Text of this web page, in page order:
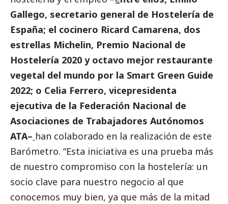
Gallego, secretario general de Hostelería de
España; el cocinero Ricard Camarena, dos
estrellas Michelin, Premio Nacional de
Hostelería 2020 y octavo mejor restaurante
vegetal del mundo por la Smart Green Guide
2022; o Celia Ferrero, vicepresidenta
ejecutiva de la Federación Nacional de
Asociaciones de Trabajadores Autónomos
ATA– han colaborado en la realización de este
Barómetro. “Esta iniciativa es una prueba más
de nuestro compromiso con la hostelería: un
socio clave para nuestro negocio al que
conocemos muy bien, ya que más de la mitad